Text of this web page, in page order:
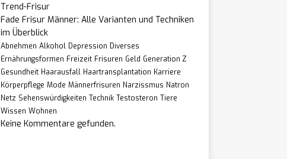
Trend-Frisur
Fade Frisur Männer: Alle Varianten und Techniken
im Überblick
Abnehmen Alkohol Depression Diverses
Ernährungsformen Freizeit Frisuren Geld Generation Z
Gesundheit Haarausfall Haartransplantation Karriere
Körperpflege Mode Männerfrisuren Narzissmus Natron
Netz Sehenswürdigkeiten Technik Testosteron Tiere
Wissen Wohnen
Keine Kommentare gefunden.